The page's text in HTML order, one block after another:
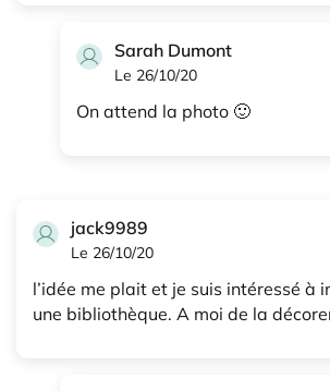
Sarah Dumont
Le 26/10/20
On attend la photo 🙂
jack9989
Le 26/10/20
l’idée me plait et je suis intéressé à
une bibliothèque. A moi de la